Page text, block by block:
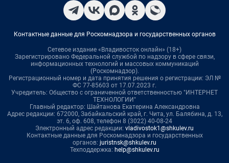
Контактные данные для Роскомнадзора и государственных органов
Сетевое издание «Владивосток онлайн» (18+)
Зарегистрировано Федеральной службой по надзору в сфере связи,
информационных технологий и массовых коммуникаций
(Роскомнадзор).
Регистрационный номер и дата принятия решения о регистрации: ЭЛ №
ФС 77-85603 от 17.07.2023 г.
Учредитель: Общество с ограниченной ответственностью "ИНТЕРНЕТ
ТЕХНОЛОГИИ"
Главный редактор: Шайтанова Екатерина Александровна
Адрес редакции: 672000, Забайкальский край, г. Чита, ул. Балябина, д. 13,
эт. 6, оф. 608, телефон 8 (3022) 40-08-24
Электронный адрес редакции: vladivostok1@shkulev.ru
Контактные данные для Роскомнадзора и государственных
органов: juristnsk@shkulev.ru
Техподдержка: help@shkulev.ru